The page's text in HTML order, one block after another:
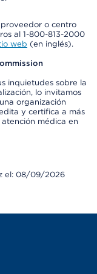
o centro
al 1-800-813-2000
web (en inglés).
inquietudes sobre la
lo invitamos
organización
y certifica a más
médica en
el: 08/09/2026